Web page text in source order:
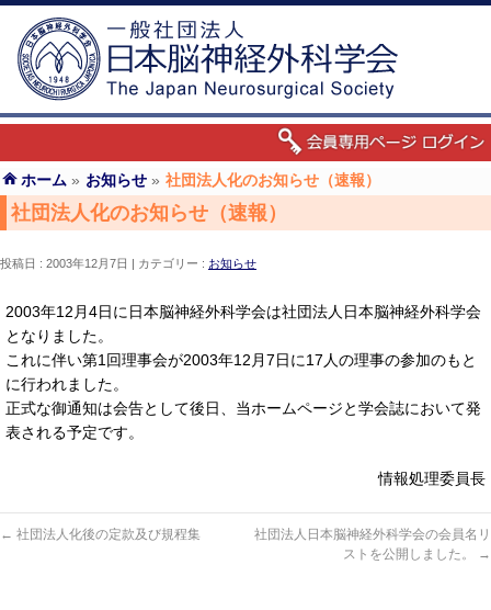
ホーム » お知らせ » 社団法人化のお知らせ（速報）
社団法人化のお知らせ（速報）
投稿日 : 2003年12月7日 カテゴリー : お知らせ
2003年12月4日に日本脳神経外科学会は社団法人日本脳神経外科学会
となりました。
これに伴い第1回理事会が2003年12月7日に17人の理事の参加のもと
に行われました。
正式な御通知は会告として後日、当ホームページと学会誌において発
表される予定です。
情報処理委員長
← 社団法人化後の定款及び規程集
社団法人日本脳神経外科学会の会員名リ
ストを公開しました。
→